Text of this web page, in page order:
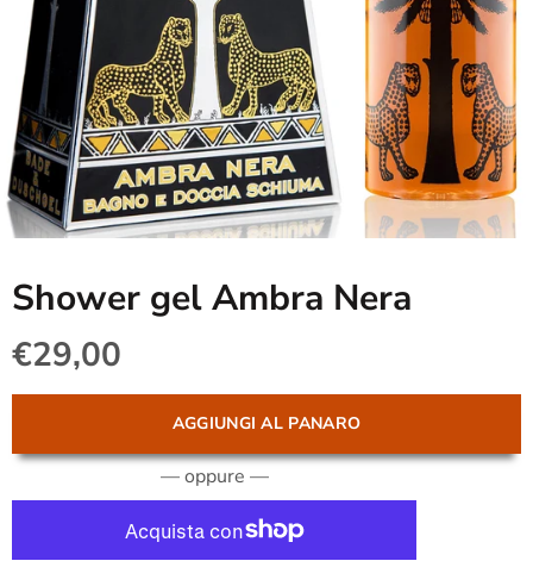
Shower gel Ambra Nera
€29,00
AGGIUNGI AL PANARO
— oppure —